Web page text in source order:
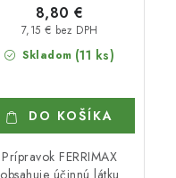
Skladom (11 ks)
7,15 € bez DPH
8,80 €
DO KOŠÍKA
Prípravok FERRIMAX
obsahuje účinnú látku